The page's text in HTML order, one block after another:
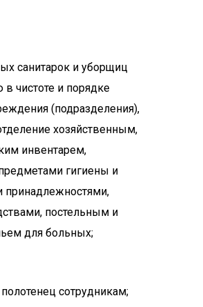
санитарок и уборщиц
чистоте и порядке
(подразделения),
хозяйственным,
инвентарем,
гигиены и
принадлежностями,
постельным и
для больных;
сотрудникам;